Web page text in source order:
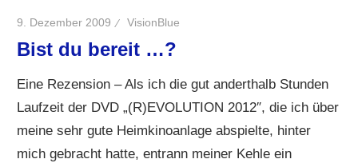
9. Dezember 2009 VisionBlue
Bist du bereit …?
Eine Rezension – Als ich die gut anderthalb Stunden
Laufzeit der DVD „(R)EVOLUTION 2012″, die ich über
meine sehr gute Heimkinoanlage abspielte, hinter
mich gebracht hatte, entrann meiner Kehle ein